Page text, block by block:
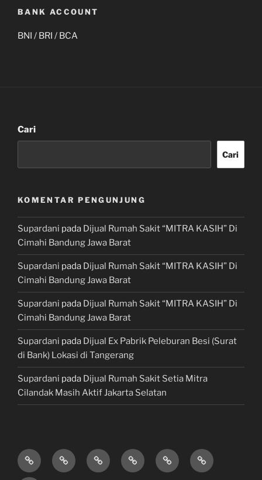
BANK ACCOUNT
BNI / BRI / BCA
Cari
Cari
KOMENTAR PENGUNJUNG
Supardani pada Dijual Rumah Sakit “MITRA KASIH” Di
Cimahi Bandung Jawa Barat
Supardani pada Dijual Rumah Sakit “MITRA KASIH” Di
Cimahi Bandung Jawa Barat
Supardani pada Dijual Rumah Sakit “MITRA KASIH” Di
Cimahi Bandung Jawa Barat
Supardani pada Dijual Ex Pabrik Peleburan Besi (Surat
di Bank) Lokasi di Tangerang
Supardani pada Dijual Rumah Sakit Setia Mitra
Cilandak Masih Aktif Jakarta Selatan
TANAH
DIJUAL
RUMAH
DIJUAL
HOTEL
&
LAHAN
/
KONSULTAN
PROPERTY
JUAL,
BELI